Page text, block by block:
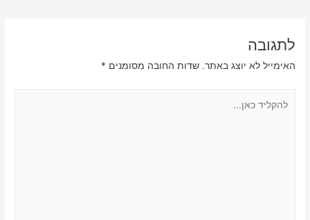
לתגובה
האימייל לא יוצג באתר. שדות החובה מסומנים *